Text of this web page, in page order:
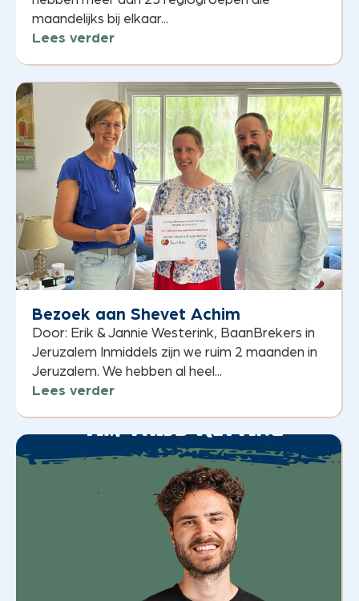
maandelijks bij elkaar...
Lees verder
Bezoek aan Shevet Achim
Door: Erik & Jannie Westerink, BaanBrekers in
Jeruzalem Inmiddels zijn we ruim 2 maanden in
Jeruzalem. We hebben al heel...
Lees verder